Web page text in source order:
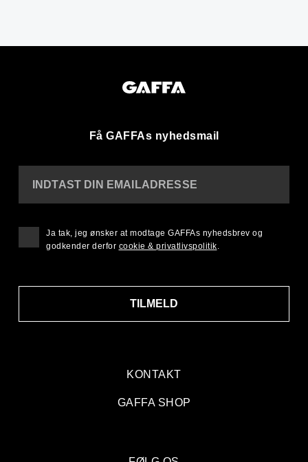
Få GAFFAs nyhedsmail
KONTAKT
GAFFA SHOP
INDTAST DIN EMAILADRESSE
TILMELD
Ja tak, jeg ønsker at modtage GAFFAs nyhedsbrev og
godkender derfor cookie & privatlivspolitik.